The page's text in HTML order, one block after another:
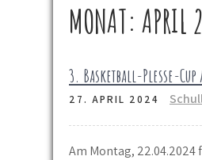
MONAT: APRIL
3. Basketball-Plesse-Cup
27. APRIL 2024
Am Montag, 22.04.2024